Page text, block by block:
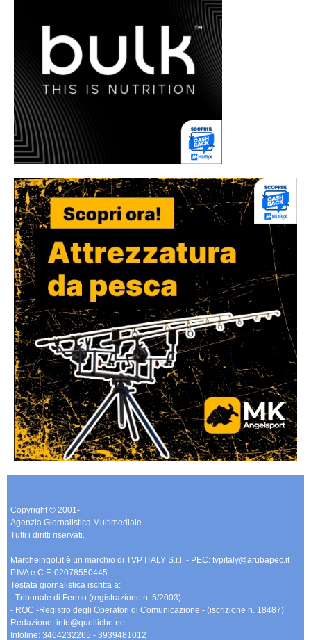
-------------------------------------------------------------
Copyright © 2001-
Agenzia Giornalistica Multimediale.
Tutti i diritti riservati.
Marcheingol.it è un marchio di TVP ITALY S.r.l. - PEC: tvpitaly@arubapec.it
P.IVA e C.F. 02078550445
Testata giornalistica iscritta a:
- Tribunale di Fermo (registrazione n. 5/2003)
- ROC -Registro degli Operatori di Comunicazione - (iscrizione n. 18487)
Redazione: info@quelliche.net
Infoline: 3464232265 - 3939481012